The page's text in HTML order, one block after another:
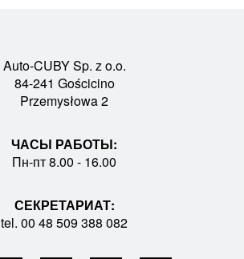
Auto-CUBY Sp. z o.o.
84-241 Gościcino
Przemysłowa 2
ЧАСЫ РАБОТЫ:
Пн-пт 8.00 - 16.00
СЕКРЕТАРИАТ:
tel. 00 48 509 388 082